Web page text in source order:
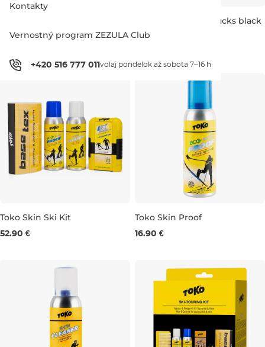
Kontakty
Vernostný program ZEZULA Club
+420 516 777 011 volaj pondelok až sobota 7–16 h
Pucks black
Spark R&D Spark Pucks black
Toko Skin Ski Kit
52.90 €
Toko Skin Proof
16.90 €